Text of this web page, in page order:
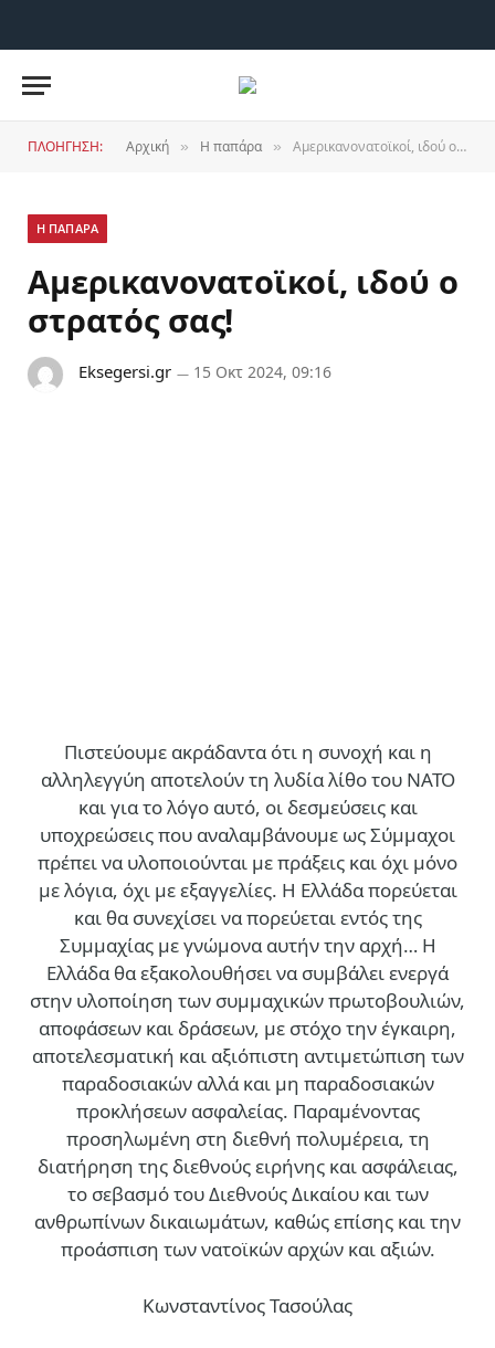
ΠΛΟΉΓΗΣΗ: Αρχική » Η παπάρα » Αμερικανονατοϊκοί, ιδού ο στρατός σας!
Η ΠΑΠΆΡΑ
Αμερικανονατοϊκοί, ιδού ο
στρατός σας!
Eksegersi.gr 15 Οκτ 2024, 09:16
Πιστεύουμε ακράδαντα ότι η συνοχή και η
αλληλεγγύη αποτελούν τη λυδία λίθο του ΝΑΤΟ
και για το λόγο αυτό, οι δεσμεύσεις και
υποχρεώσεις που αναλαμβάνουμε ως Σύμμαχοι
πρέπει να υλοποιούνται με πράξεις και όχι μόνο
με λόγια, όχι με εξαγγελίες. Η Ελλάδα πορεύεται
και θα συνεχίσει να πορεύεται εντός της
Συμμαχίας με γνώμονα αυτήν την αρχή… H
Ελλάδα θα εξακολουθήσει να συμβάλει ενεργά
στην υλοποίηση των συμμαχικών πρωτοβουλιών,
αποφάσεων και δράσεων, με στόχο την έγκαιρη,
αποτελεσματική και αξιόπιστη αντιμετώπιση των
παραδοσιακών αλλά και μη παραδοσιακών
προκλήσεων ασφαλείας. Παραμένοντας
προσηλωμένη στη διεθνή πολυμέρεια, τη
διατήρηση της διεθνούς ειρήνης και ασφάλειας,
το σεβασμό του Διεθνούς Δικαίου και των
ανθρωπίνων δικαιωμάτων, καθώς επίσης και την
προάσπιση των νατοϊκών αρχών και αξιών.
Kωνσταντίνος Τασούλας